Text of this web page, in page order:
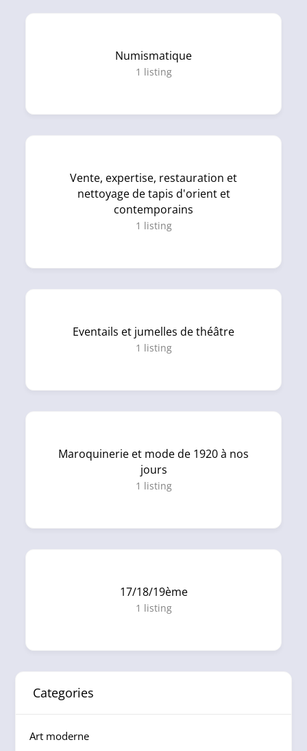
Numismatique
1 listing
Vente, expertise, restauration et
nettoyage de tapis d'orient et
contemporains
1 listing
Eventails et jumelles de théâtre
1 listing
Maroquinerie et mode de 1920 à nos
jours
1 listing
17/18/19ème
1 listing
Categories
Art moderne